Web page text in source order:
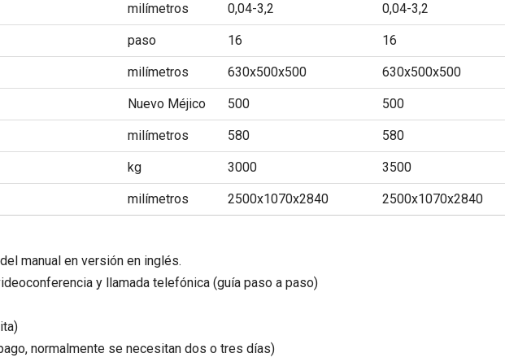
milímetros 0,04-3,2 0,04-3,2
paso 16 16
milímetros 630x500x500 630x500x500
Nuevo Méjico 500 500
milímetros 580 580
kg 3000 3500
milímetros 2500x1070x2840 2500x1070x2840
manual en versión en inglés.
y llamada telefónica (guía paso a paso)
normalmente se necesitan dos o tres días)